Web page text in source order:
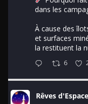
dans les
À cause des
et surfaces
la restituent la
6
Rêves d'Espace